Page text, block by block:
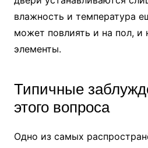
влажность и температура
может повлиять и на пол, и
элементы.
Типичные
этого вопроса
Одно из самых